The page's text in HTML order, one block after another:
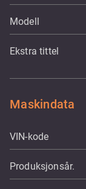
Modell
Ekstra tittel
Maskindata
VIN-kode
Produksjonsår.